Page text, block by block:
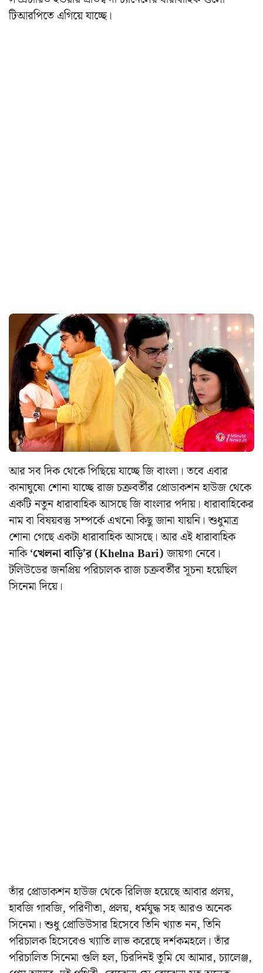
টিআরপিতে এগিয়ে যাচ্ছে।
আর সব দিক থেকে পিছিয়ে যাচ্ছে জি বাংলা। তবে এবার
কানাঘুষো শোনা যাচ্ছে রাজ চক্রবর্তীর প্রোডাকশন হাউজ থেকে
একটি নতুন ধারাবাহিক আসছে জি বাংলার পর্দায়। ধারাবাহিকের
নাম বা বিষয়বস্তু সম্পর্কে এখনো কিছু জানা যায়নি। শুধুমাত্র
শোনা গেছে একটা ধারাবাহিক আসছে। আর এই ধারাবাহিক
নাকি‘খেলনা বাড়ি’র (Khelna Bari)জায়গা নেবে।
টলিউডের জনপ্রিয় পরিচালক রাজ চক্রবর্তীর সূচনা হয়েছিল
সিনেমা দিয়ে।
তাঁর প্রোডাকশন হাউজ থেকে রিলিজ হয়েছে আবার প্রলয়,
হাবজি গাবজি, পরিণীতা, প্রলয়, ধর্মযুদ্ধ সহ আরও অনেক
সিনেমা। শুধু প্রোডিউসার হিসেবে তিনি খ্যাত নন, তিনি
পরিচালক হিসেবেও খ্যাতি লাভ করেছে দর্শকমহলে। তাঁর
পরিচালিত সিনেমা গুলি হল, চিরদিনই তুমি যে আমার, চ্যালেঞ্জ,